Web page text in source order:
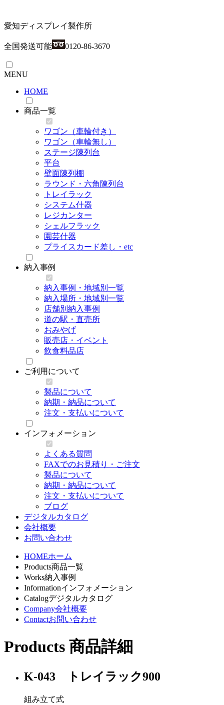
愛知ディスプレイ製作所
全国発送可能 0120-86-3670
MENU
HOME
商品一覧
ワゴン（車輪付き）
ワゴン（車輪無し）
ステージ陳列台
平台
壁面陳列棚
ラウンド・六角陳列台
トレイラック
システム什器
レジカンター
シェルフラック
園芸什器
プライスカード差し・etc
納入事例
納入事例・地域別一覧
納入場所・地域別一覧
店舗別納入事例
道の駅・直売所
おみやげ
販売店・イベント
飲食料品店
ご利用について
製品について
納期・納品について
注文・支払いについて
インフォメーション
よくある質問
FAXでのお見積り・ご注文
製品について
納期・納品について
注文・支払いについて
ブログ
デジタルカタログ
会社概要
お問い合わせ
HOMEホーム
Products商品一覧
Works納入事例
Informationインフォメーション
Catalogデジタルカタログ
Company会社概要
Contactお問い合わせ
Products 商品詳細
K-043 トレイラック900
組み立て式